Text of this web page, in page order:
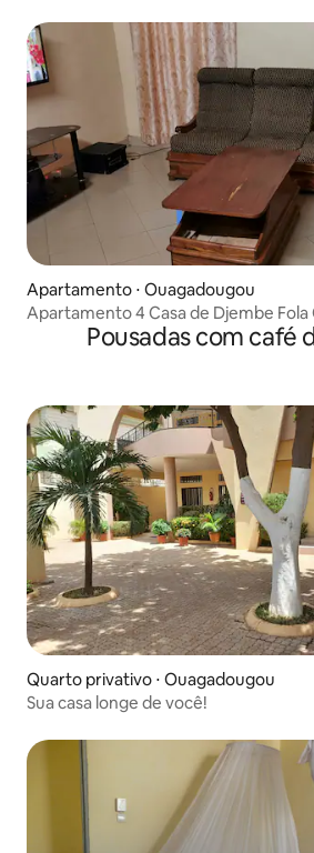
Apartamento ⋅ Ouagadougou
Apartamento 4 Casa de Djembe Fola
Pousadas com café
Quarto privativo ⋅ Ouagadougou
Sua casa longe de você!